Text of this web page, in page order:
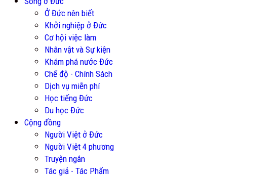
Ở Đức nên biết
Khởi nghiệp ở Đức
Cơ hội việc làm
Nhân vật và Sự kiện
Khám phá nước Đức
Chế độ - Chính Sách
Dịch vụ miễn phí
Học tiếng Đức
Du học Đức
Cộng đồng
Người Việt ở Đức
Người Việt 4 phương
Truyện ngắn
Tác giả - Tác Phẩm